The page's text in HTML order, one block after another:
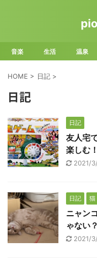
音楽 生活 温泉
HOME > 日記 >
日記
日記
友人宅
楽しむ！
2021/
日記 猫
ニャン
ゃない？
2021/